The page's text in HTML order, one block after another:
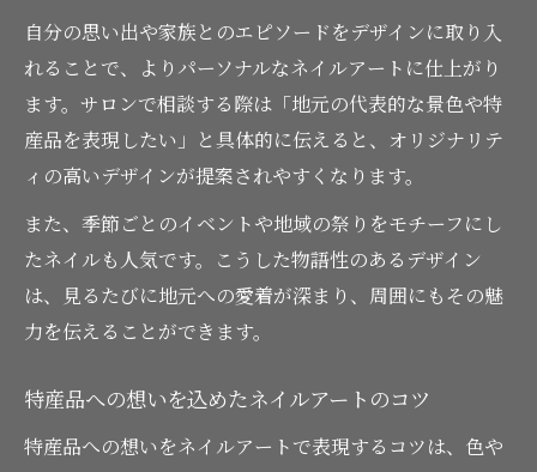
方
地元名産を知ればネイル選びも楽しくなる
名産品の知識が広げるネイルアレンジの世
界
する
地元特産を活かしたネイルで自分らしさを
れるコツ
ネイル用品と名産品の組み合わせ術を紹介
自分の思い出や家族とのエピソードをデザインに取り入
れることで、よりパーソナルなネイルアートに仕上がり
ます。サロンで相談する際は「地元の代表的な景色や特
産品を表現したい」と具体的に伝えると、オリジナリテ
ィの高いデザインが提案されやすくなります。
また、季節ごとのイベントや地域の祭りをモチーフにし
たネイルも人気です。こうした物語性のあるデザイン
は、見るたびに地元への愛着が深まり、周囲にもその魅
力を伝えることができます。
特産品への想いを込めたネイルアートのコツ
特産品への想いをネイルアートで表現するコツは、色や